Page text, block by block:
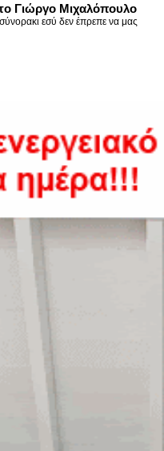
Γιώργο Μιχαλόπουλο
εσύ δεν έπρεπε να μας